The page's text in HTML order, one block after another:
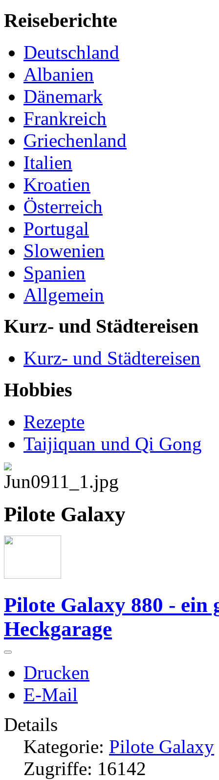
Reiseberichte
Deutschland
Albanien
Dänemark
Frankreich
Griechenland
Italien
Kroatien
Österreich
Portugal
Slowenien
Spanien
Allgemein
Kurz- und Städtereisen
Kurz- und Städtereisen
Hobbies
Rezepte
Taijiquan und Qi Gong
Pilote Galaxy
Pilote Galaxy 880 -
Heckgarage
Drucken
E-Mail
Details
Kategorie: Pilote Galaxy
Zugriffe: 16142